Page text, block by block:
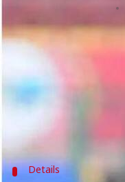
ఈ వార్తాకథనం ఏంటి
ఐపీఎల్ 2025 సీజన్‌లో
ఫైనల్‌లో ఆర్సీబీ
లీగ్ దశ ముగిసే
Details